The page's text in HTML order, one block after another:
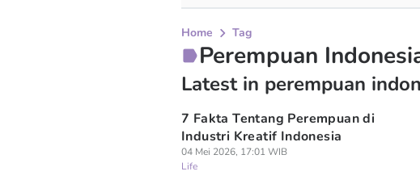
Home Tag
Perempuan
Latest in perempuan
7 Fakta Tentang Perempuan di
Industri Kreatif Indonesia
04 Mei 2026, 17:01 WIB
Life